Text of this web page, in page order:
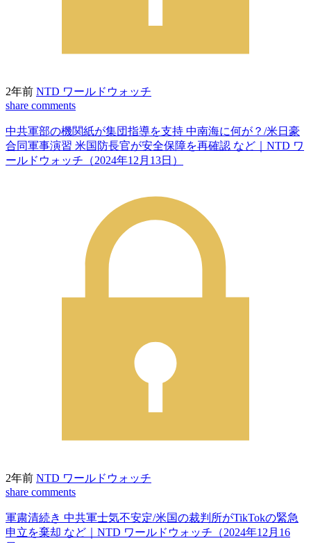
2年前 NTD ワールドウォッチ
share comments
中共軍部の機関紙が集団指導を支持 中南海に何が？/米日豪
合同軍事演習 米国防長官が安全保障を再確認 など｜NTD ワ
ールドウォッチ（2024年12月13日）
2年前 NTD ワールドウォッチ
share comments
軍粛清続き 中共軍士気不安定/米国の裁判所がTikTokの緊急
申立を棄却 など｜NTD ワールドウォッチ（2024年12月16